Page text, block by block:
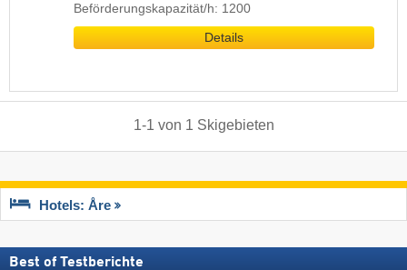
Beförderungskapazität/h: 1200
Details
1-1 von 1 Skigebieten
Hotels: Åre
Best of Testberichte